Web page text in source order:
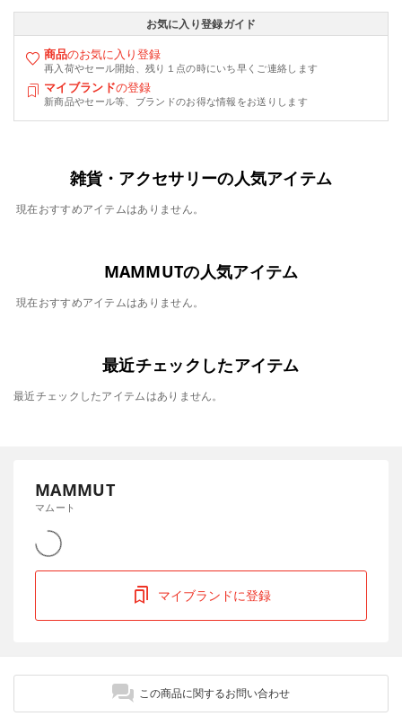
お気に入り登録ガイド
商品のお気に入り登録
再入荷やセール開始、残り１点の時にいち早くご連絡します
マイブランドの登録
新商品やセール等、ブランドのお得な情報をお送りします
雑貨・アクセサリーの人気アイテム
現在おすすめアイテムはありません。
MAMMUTの人気アイテム
現在おすすめアイテムはありません。
最近チェックしたアイテム
最近チェックしたアイテムはありません。
MAMMUT
マムート
マイブランドに登録
この商品に関するお問い合わせ